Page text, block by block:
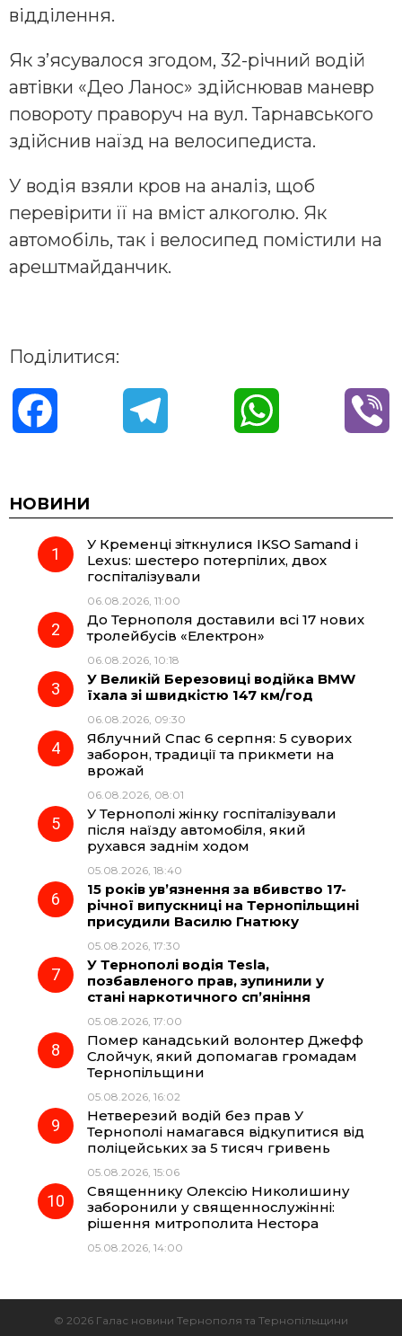
відділення.
Як з’ясувалося згодом, 32-річний водій
автівки «Део Ланос» здійснював маневр
повороту праворуч на вул. Тарнавського
здійснив наїзд на велосипедиста.
У водія взяли кров на аналіз, щоб
перевірити її на вміст алкоголю. Як
автомобіль, так і велосипед помістили на
арештмайданчик.
Поділитися:
c
e
o
o
e
r
a
m
t
p
НОВИНИ
У Кременці зіткнулися IKSO Samand і
Lexus: шестеро потерпілих, двох
госпіталізували
06.08.2026, 11:00
До Тернополя доставили всі 17 нових
тролейбусів «Електрон»
06.08.2026, 10:18
У Великій Березовиці водійка BMW
їхала зі швидкістю 147 км/год
06.08.2026, 09:30
Яблучний Спас 6 серпня: 5 суворих
заборон, традиції та прикмети на
врожай
06.08.2026, 08:01
У Тернополі жінку госпіталізували
після наїзду автомобіля, який
рухався заднім ходом
05.08.2026, 18:40
15 років ув’язнення за вбивство 17-
річної випускниці на Тернопільщині
присудили Василю Гнатюку
05.08.2026, 17:30
У Тернополі водія Tesla,
позбавленого прав, зупинили у
стані наркотичного сп’яніння
05.08.2026, 17:00
Помер канадський волонтер Джефф
Слойчук, який допомагав громадам
Тернопільщини
05.08.2026, 16:02
Нетверезий водій без прав У
Тернополі намагався відкупитися від
поліцейських за 5 тисяч гривень
05.08.2026, 15:06
Священнику Олексію Николишину
заборонили у священнослужінні:
рішення митрополита Нестора
05.08.2026, 14:00
© 2026 Галас новини Тернополя та Тернопільщини